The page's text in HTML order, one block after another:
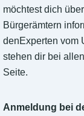
möchtest dich
Bürgerämtern
denExperten vom
stehen dir bei
Seite.
Anmeldung bei